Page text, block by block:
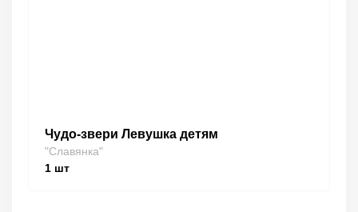
Чудо-звери Левушка детям
"Славянка"
1 шт